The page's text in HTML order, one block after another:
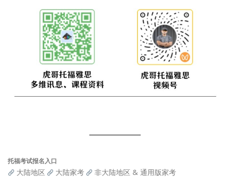
托福考试报名入口
大陆地区 大陆家考 非大陆地区 & 通用版家考